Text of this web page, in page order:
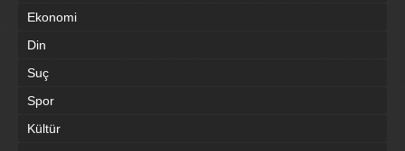
Ekonomi
Din
Suç
Spor
Kültür